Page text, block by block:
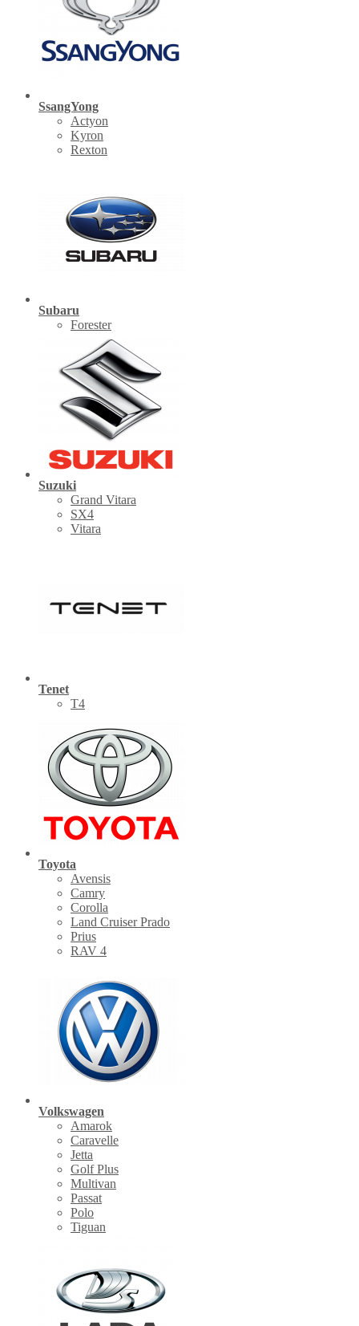
SsangYong
Actyon
Kyron
Rexton
Subaru
Forester
Suzuki
Grand Vitara
SX4
Vitara
Tenet
Т4
Toyota
Avensis
Camry
Corolla
Land Cruiser Prado
Prius
RAV 4
Volkswagen
Amarok
Caravelle
Jetta
Golf Plus
Multivan
Passat
Polo
Tiguan